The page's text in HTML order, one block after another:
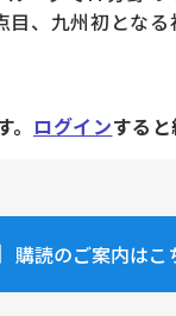
目、九州初とな
ログインする
購読のご案内はこ